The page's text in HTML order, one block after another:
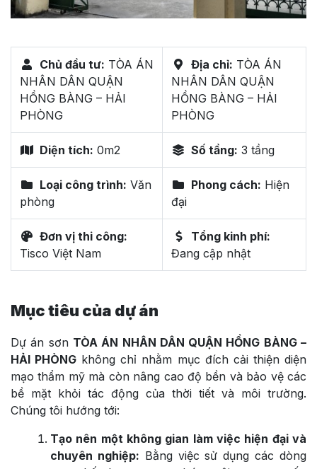
Chủ đầu tư: TÒA ÁN
NHÂN DÂN QUẬN
HỒNG BÀNG – HẢI
PHÒNG
Địa chỉ: TÒA ÁN
NHÂN DÂN QUẬN
HỒNG BÀNG – HẢI
PHÒNG
Diện tích: 0m2 Số tầng: 3 tầng
Loại công trình: Văn
phòng
Phong cách: Hiện
đại
Đơn vị thi công:
Tisco Việt Nam
Tổng kinh phí:
Đang cập nhật
Mục tiêu của dự án
Dự án sơn TÒA ÁN NHÂN DÂN QUẬN HỒNG BÀNG –
HẢI PHÒNG không chỉ nhằm mục đích cải thiện diện
mạo thẩm mỹ mà còn nâng cao độ bền và bảo vệ các
bề mặt khỏi tác động của thời tiết và môi trường.
Chúng tôi hướng tới:
Tạo nên một không gian làm việc hiện đại và
chuyên nghiệp: Bằng việc sử dụng các dòng